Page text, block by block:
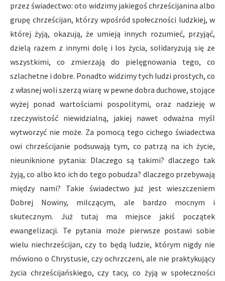
przez świadectwo: oto widzimy jakiegoś chrześcijanina albo
grupę chrześcijan, którzy wpośród społeczności ludzkiej, w
której żyją, okazują, że umieją innych rozumieć, przyjąć,
dzielą razem z innymi dolę i los życia, solidaryzują się ze
wszystkimi, co zmierzają do pielęgnowania tego, co
szlachetne i dobre. Ponadto widzimy tych ludzi prostych, co
z własnej woli szerzą wiarę w pewne dobra duchowe, stojące
wyżej ponad wartościami pospolitymi, oraz nadzieję w
rzeczywistość niewidzialną, jakiej nawet odważna myśl
wytworzyć nie może. Za pomocą tego cichego świadectwa
owi chrześcijanie podsuwają tym, co patrzą na ich życie,
nieuniknione pytania: Dlaczego są takimi? dlaczego tak
żyją, co albo kto ich do tego pobudza? dlaczego przebywają
między nami? Takie świadectwo już jest wieszczeniem
Dobrej Nowiny, milczącym, ale bardzo mocnym i
skutecznym. Już tutaj ma miejsce jakiś początek
ewangelizacji. Te pytania może pierwsze postawi sobie
wielu niechrześcijan, czy to będą ludzie, którym nigdy nie
mówiono o Chrystusie, czy ochrzczeni, ale nie praktykujący
życia chrześcijańskiego, czy tacy, co żyją w społeczności